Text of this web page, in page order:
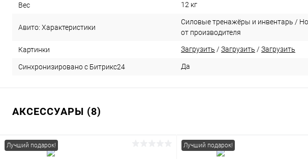
Вес 12 кг
Авито: Характеристики
Силовые тренажёры и инвентарь /
от производителя
Картинки Загрузить / Загрузить / Загрузить
Синхронизировано с Битрикс24 Да
АКСЕССУАРЫ (8)
Лучший подарок! Лучший подарок!